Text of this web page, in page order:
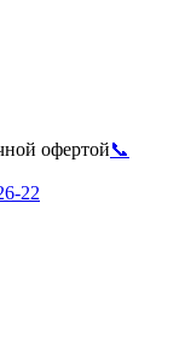
офертой📞
22